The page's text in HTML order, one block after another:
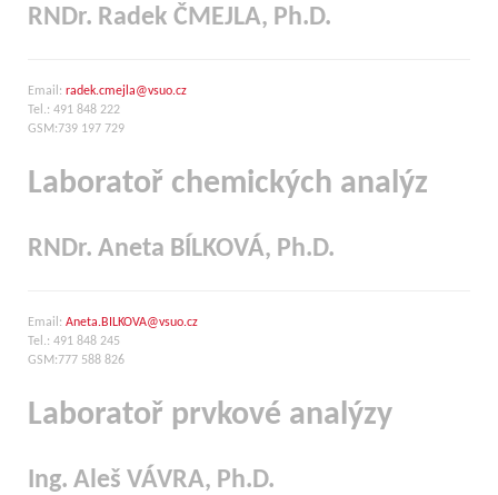
RNDr. Radek ČMEJLA, Ph.D.
Email: radek.cmejla@vsuo.cz
Tel.: 491 848 222
GSM:739 197 729
Laboratoř chemických analýz
RNDr. Aneta BÍLKOVÁ, Ph.D.
Email: Aneta.BILKOVA@vsuo.cz
Tel.: 491 848 245
GSM:777 588 826
Laboratoř prvkové analýzy
Ing. Aleš VÁVRA, Ph.D.